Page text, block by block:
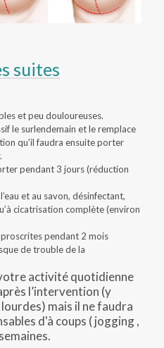
suites
et peu douloureuses.
le surlendemain et le remplace
qu'il faudra ensuite porter
pendant 3 jours (réduction
et au savon, désinfectant,
cicatrisation complète (environ
pendant 2 mois
de trouble de la
activité quotidienne
l’intervention (y
mais il ne faudra
d'à coups ( jogging ,